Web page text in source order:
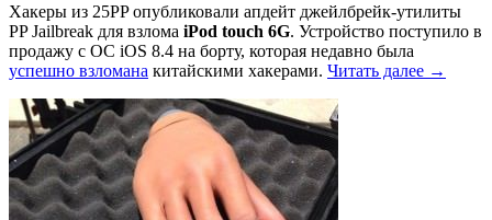
Хакеры из 25PP опубликовали апдейт джейлбрейк-утилиты
PP Jailbreak для взлома iPod touch 6G. Устройство поступило в
продажу с ОС iOS 8.4 на борту, которая недавно была
успешно взломана китайскими хакерами. Читать далее →